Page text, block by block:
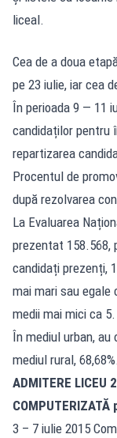
liceal.
Cea de a doua
pe 23 iulie, iar cea
În perioada 9 — 11
candidaților pentru
repartizarea
Procentul de
după rezolvarea
La Evaluarea
prezentat 158.568,
candidați prezenți,
mai mari sau egale
medii mai mici ca 5.
În mediul urban,
mediul rural, 68,68%.
ADMITERE LICEU
COMPUTERIZATĂ
3 – 7 iulie 2015